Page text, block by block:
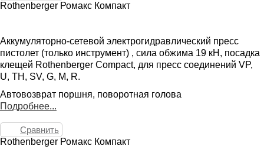
Rothenberger Ромакс Компакт
Аккумуляторно-сетевой электрогидравлический пресс
пистолет (только инструмент) , сила обжима 19 кН, посадка
клещей Rothenberger Compact, для пресс соединений VP,
U, TH, SV, G, M, R.
Автовозврат поршня, поворотная голова
Подробнее...
Сравнить
Rothenberger Ромакс Компакт